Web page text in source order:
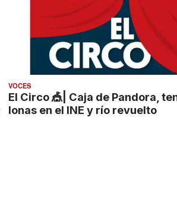
VOCES
El Circo 🎪| Caja de Pandora,
lonas en el INE y río revuelto